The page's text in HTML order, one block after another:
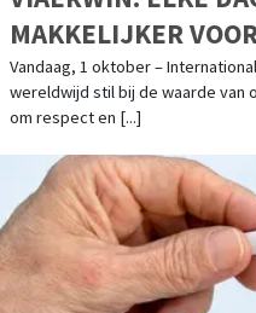
MAKKELIJKER
Vandaag, 1 oktober –
wereldwijd stil bij de waarde van
om respect en [...]